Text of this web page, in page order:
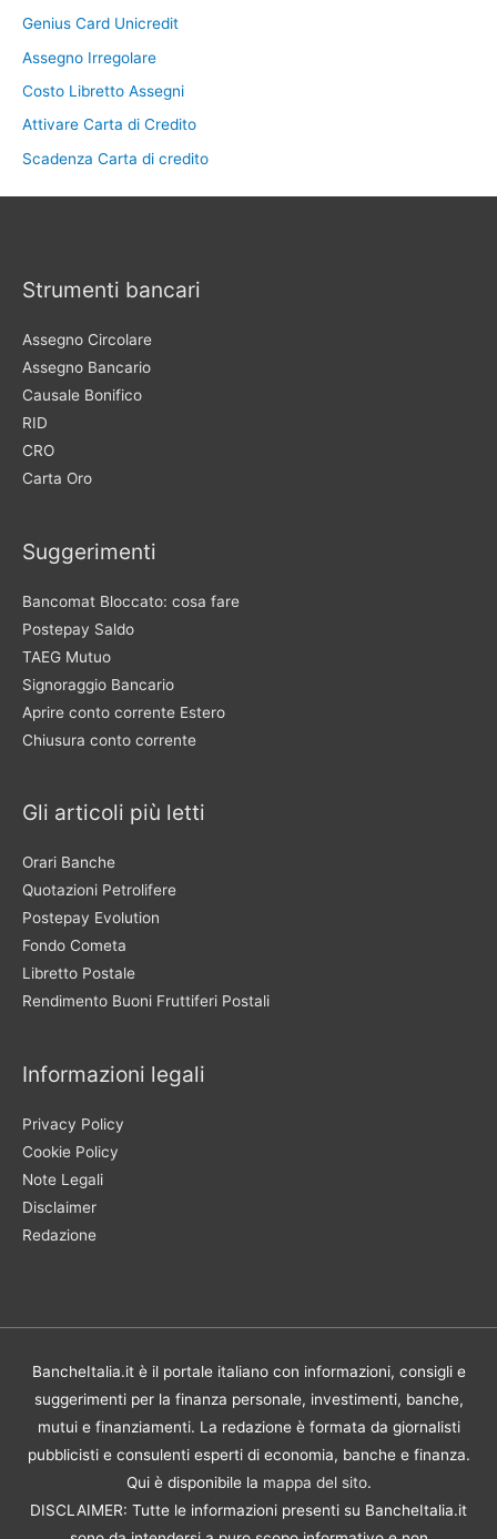
Genius Card Unicredit
Assegno Irregolare
Costo Libretto Assegni
Attivare Carta di Credito
Scadenza Carta di credito
Strumenti bancari
Assegno Circolare
Assegno Bancario
Causale Bonifico
RID
CRO
Carta Oro
Suggerimenti
Bancomat Bloccato: cosa fare
Postepay Saldo
TAEG Mutuo
Signoraggio Bancario
Aprire conto corrente Estero
Chiusura conto corrente
Gli articoli più letti
Orari Banche
Quotazioni Petrolifere
Postepay Evolution
Fondo Cometa
Libretto Postale
Rendimento Buoni Fruttiferi Postali
Informazioni legali
Privacy Policy
Cookie Policy
Note Legali
Disclaimer
Redazione
BancheItalia.it è il portale italiano con informazioni, consigli e
suggerimenti per la finanza personale, investimenti, banche,
mutui e finanziamenti. La redazione è formata da giornalisti
pubblicisti e consulenti esperti di economia, banche e finanza.
Qui è disponibile la mappa del sito.
DISCLAIMER: Tutte le informazioni presenti su BancheItalia.it